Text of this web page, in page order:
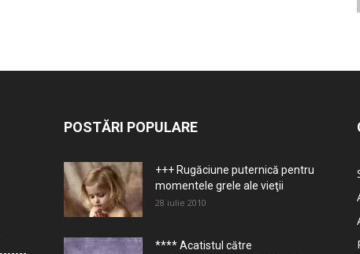
POSTĂRI POPULARE
+++ Rugăciune puternică pentru
momentele grele ale vieţii
28 iulie 2010
**** Acatistul către